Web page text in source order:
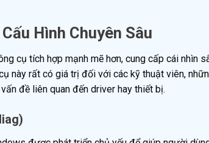
Hình Chuyên Sâu
cụ tích hợp mạnh mẽ hơn, cung cấp cái nhìn
này rất có giá trị đối với các kỹ thuật viên,
đề liên quan đến driver hay thiết bị.